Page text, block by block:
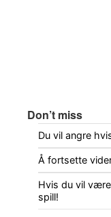
Don’t miss
Du vil angre
Å fortsette
Hvis du vil
spill!